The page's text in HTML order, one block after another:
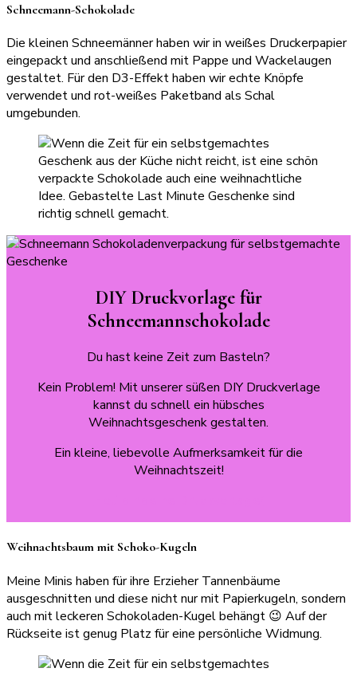
Schneemann-Schokolade
Die kleinen Schneemänner haben wir in weißes Druckerpapier
eingepackt und anschließend mit Pappe und Wackelaugen
gestaltet. Für den D3-Effekt haben wir echte Knöpfe
verwendet und rot-weißes Paketband als Schal
umgebunden.
DIY Druckvorlage für
Schneemannschokolade
Du hast keine Zeit zum Basteln?
Kein Problem! Mit unserer süßen DIY Druckverlage
kannst du schnell ein hübsches
Weihnachtsgeschenk gestalten.
Ein kleine, liebevolle Aufmerksamkeit für die
Weihnachtszeit!
Weihnachtsbaum mit Schoko-Kugeln
Meine Minis haben für ihre Erzieher Tannenbäume
ausgeschnitten und diese nicht nur mit Papierkugeln, sondern
auch mit leckeren Schokoladen-Kugel behängt 😉 Auf der
Rückseite ist genug Platz für eine persönliche Widmung.